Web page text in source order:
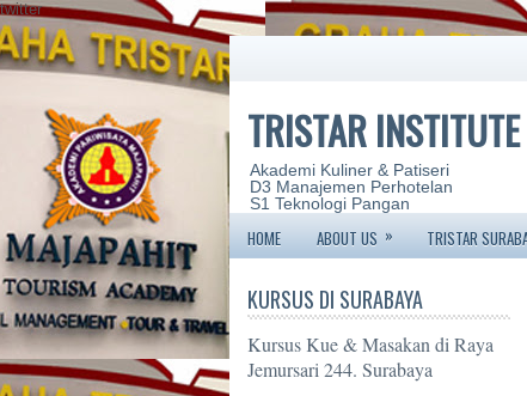
twitter
TRISTAR INSTITUTE
Akademi Kuliner & Patiseri
D3 Manajemen Perhotelan
S1 Teknologi Pangan
HOME ABOUT US » TRISTAR
KURSUS DI SURABAYA
Kursus Kue & Masakan di Raya
Jemursari 244. Surabaya